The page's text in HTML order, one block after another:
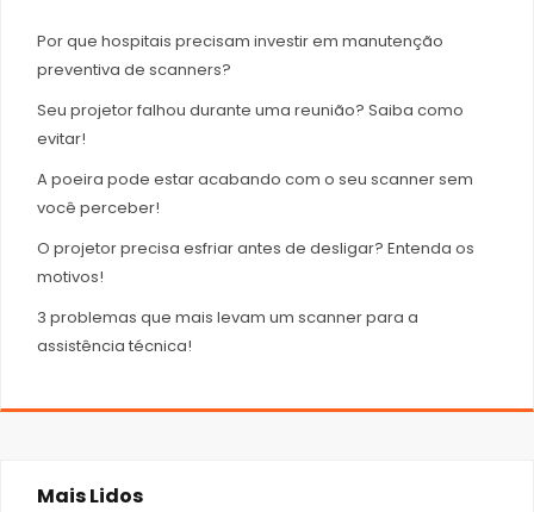
Por que hospitais precisam investir em manutenção
preventiva de scanners?
Seu projetor falhou durante uma reunião? Saiba como
evitar!
A poeira pode estar acabando com o seu scanner sem
você perceber!
O projetor precisa esfriar antes de desligar? Entenda os
motivos!
3 problemas que mais levam um scanner para a
assistência técnica!
Mais Lidos